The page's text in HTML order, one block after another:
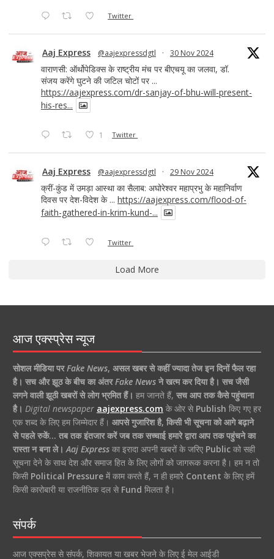
Twitter
Aaj Express @aajexpressdgtl · 30 Nov 2024
वाराणसी: ऑर्थोपेडिक्स के राष्ट्रीय मंच पर बीएचयू का जलवा, डॉ.
संजय करेंगे घुटने की जटिल चोटों पर ...
https://aajexpress.com/dr-sanjay-of-bhu-will-present-
his-res...
1 Twitter
Aaj Express @aajexpressdgtl · 29 Nov 2024
क्रीं-कुंड में उमड़ा आस्था का सैलाब: अघोरेश्वर महाप्रभु के महानिर्वाण
दिवस पर देश-विदेश के ... https://aajexpress.com/flood-of-
faith-gathered-in-krim-kund-...
Twitter
Load More
आज एक्स्प्रेस न्यूज
सोशल मीडिया परFake News, असल खबर से कहीं ज्यादा तेज इन दिनों फैल रहा
है। सच और झूठ के बीच का अंतरFake Newsने खत्म कर दिया है। सच जैसी
लगने वाली झूठी खबरों से लोग भ्रमित हैं। हम जानते हैं, सच आप तक कैसे पहुंचाना
है। Digital newspaper aajexpress.com के ओर से Publish किए गए हर
एक शब्द के लिए हम जिम्मेदार हैं। आपसे गुजारिश है, किसी भी सूचना को आगे बढ़ाने
से पहले रुकें… तब तक इंतजार करें जब तक सच्चाई हमारे द्वारा आप तक पहुंचने का
रास्ता न बना ले। Aaj Expressका इरादा अपनी खबरों के जरिए Publicको सही
सूचना देने के साथ देश और समाज हित के लिए लोगों को जागरूक करना है। हम न तो
किसी Political Pressureमें काम करते हैं, न ही हमारे Content के लिए हमें
किसी कारोबारी या राजनीतिक दल से Fund मिलता है।
संपर्क
आज एक्सप्रेस से संपर्क, शिकायत या खबर भेजने के लिए ई मेल आईडी